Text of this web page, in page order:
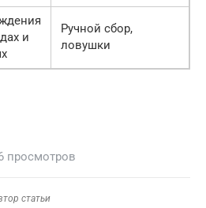
и
Ручной сбор,
ловушки
просмотров
статьи